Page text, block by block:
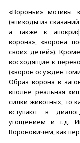
«Вороньи» мотивы
(эпизоды из
а также к
ворона», «ворона
своих детей»).
восходящие к
(«ворон осужден
Образ ворона в
вполне реальная
силки животных, то
вступают в
угощением и т.д.
Вороновичем, как